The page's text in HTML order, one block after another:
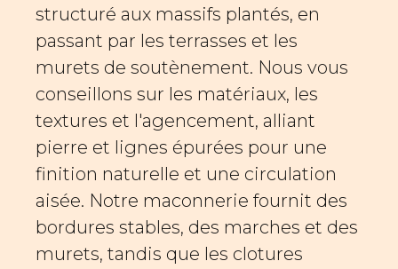
structuré aux massifs plantés, en
passant par les terrasses et les
murets de soutènement. Nous vous
conseillons sur les matériaux, les
textures et l'agencement, alliant
pierre et lignes épurées pour une
finition naturelle et une circulation
aisée. Notre maconnerie fournit des
bordures stables, des marches et des
murets, tandis que les clotures